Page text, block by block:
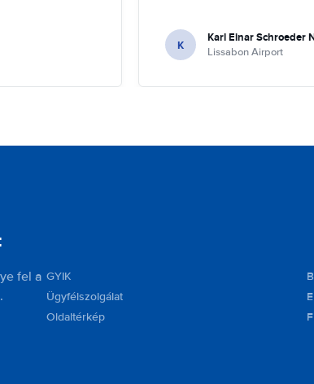
K Karl Einar Schroeder
Lissabon Airport
fel a GYIK
Ügyfélszolgálat
Oldaltérkép